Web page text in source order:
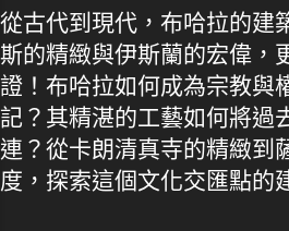
從古代到現代，布哈拉的建
斯的精緻與伊斯蘭的宏偉，
證！布哈拉如何成為宗教與
記？其精湛的工藝如何將過
連？從卡朗清真寺的精緻到
度，探索這個文化交匯點的